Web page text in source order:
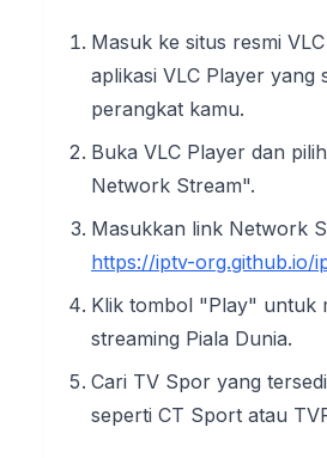
Masuk ke situs resmi
aplikasi VLC Player yang
perangkat kamu.
Buka VLC Player dan
Network Stream".
Masukkan link Network
https://iptv-org.github.io/
Klik tombol "Play" untuk
streaming Piala Dunia.
Cari TV Spor yang
seperti CT Sport atau